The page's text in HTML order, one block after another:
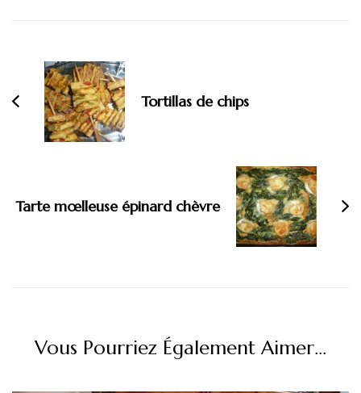
d'article
Tortillas de chips
Tarte mœlleuse épinard chèvre
Vous Pourriez Également Aimer...